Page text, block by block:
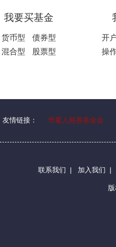
我要买基金
货币型
债券型
混合型
股票型
开
操
友情链接： 华夏人慈善基金会
联系我们 | 加入我们 |